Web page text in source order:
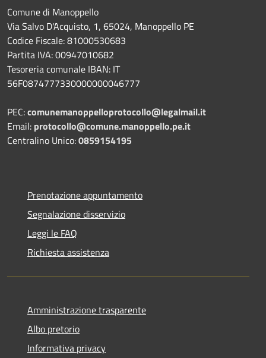
Comune di Manoppello
Via Salvo D'Acquisto, 1, 65024, Manoppello PE
Codice Fiscale: 81000530683
Partita IVA: 00947010682
Tesoreria comunale IBAN: IT
56F0874777330000000046777
PEC:comunemanoppelloprotocollo@legalmail.it
Email: protocollo@comune.manoppello.pe.it
Centralino Unico:0859154195
Prenotazione appuntamento
Segnalazione disservizio
Leggi le FAQ
Richiesta assistenza
Amministrazione trasparente
Albo pretorio
Informativa privacy